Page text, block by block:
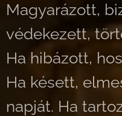
Magyarázott,
védekezett,
Ha hibázott,
Ha késett,
napját. Ha